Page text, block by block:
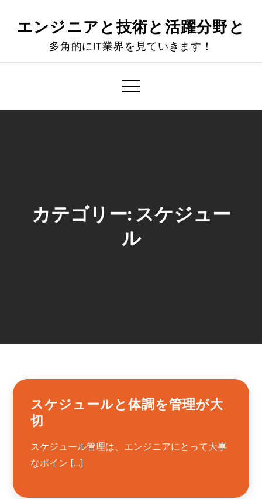
エンジニアと技術と活躍分野と
多角的にIT業界を見ていきます！
カテゴリー: スケジュー
ル
スケジュールと体調を管理が大
切
スケジュール管理は、エンジニアにとって大事
なポイン […]